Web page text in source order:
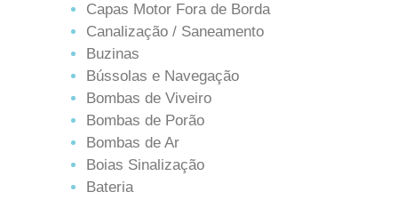
Capas Motor Fora de Borda
Canalização / Saneamento
Buzinas
Bússolas e Navegação
Bombas de Viveiro
Bombas de Porão
Bombas de Ar
Boias Sinalização
Bateria